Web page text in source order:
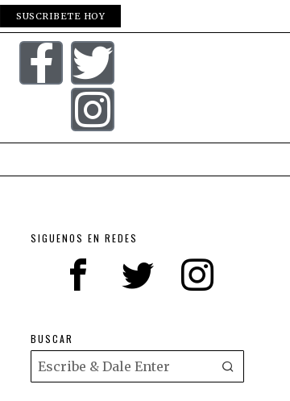
SUSCRIBETE HOY
SIGUENOS EN REDES
BUSCAR